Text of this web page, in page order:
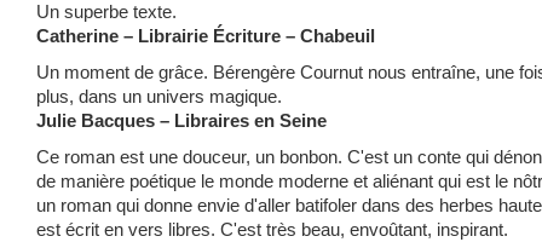
Un superbe texte.
Catherine – Librairie Écriture – Chabeuil
Un moment de grâce. Bérengère Cournut nous entraîne, une
plus, dans un univers magique.
Julie Bacques – Libraires en Seine
Ce roman est une douceur, un bonbon. C'est un conte qui
de manière poétique le monde moderne et aliénant qui est le
un roman qui donne envie d'aller batifoler dans des herbes
est écrit en vers libres. C'est très beau, envoûtant, inspirant.